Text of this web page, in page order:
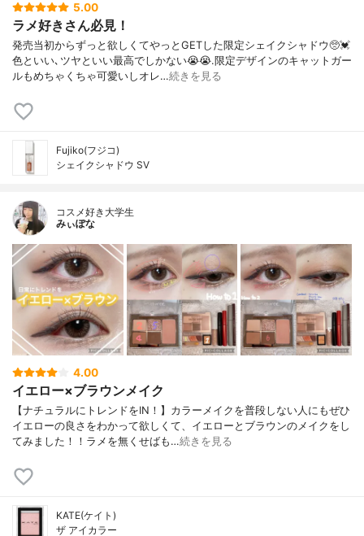
5.00
ラメ好きさん必見！
発売当初からずっと欲しくてやっとGETした限定シェイクシャドウ🥺💓
色といい､ツヤといい最高でしかない😭😭.限定デザインのキャットガー
ルもめちゃくちゃ可愛いしオレ…続きを見る
Fujiko(フジコ)
シェイクシャドウ SV
コスメ好き大学生
みぃぽな
4.00
イエロー×ブラウンメイク
【ナチュラルにトレンドをIN！】カラーメイクを普段しない人にもぜひ
イエローの良さをわかって欲しくて、イエローとブラウンのメイクをし
てみました！！ラメを無くせばも…続きを見る
KATE(ケイト)
ザ アイカラー